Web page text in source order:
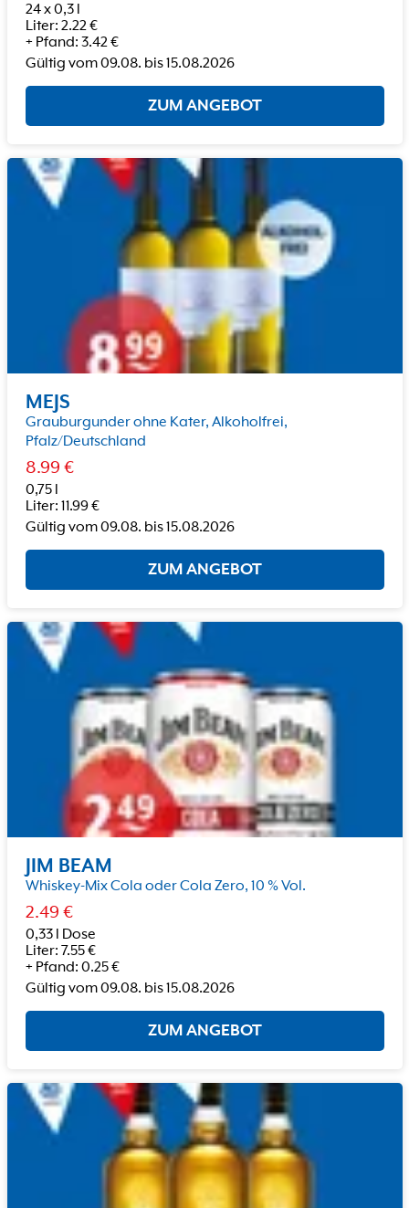
24 x 0,3 l
Liter: 2.22€
+ Pfand: 3.42€
Gültig vom09.08. bis15.08.2026
ZUM ANGEBOT
MEJS
Grauburgunder ohne Kater, Alkoholfrei,
Pfalz/Deutschland
8.99 €
0,75 l
Liter: 11.99€
Gültig vom09.08. bis15.08.2026
ZUM ANGEBOT
JIM BEAM
Whiskey-Mix Cola oder Cola Zero, 10 % Vol.
2.49 €
0,33 l Dose
Liter: 7.55€
+ Pfand: 0.25€
Gültig vom09.08. bis15.08.2026
ZUM ANGEBOT